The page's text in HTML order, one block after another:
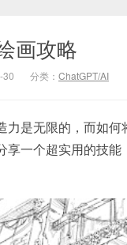
画攻略
30 分类： ChatGPT/AI
力是无限的，而如
享一个超实用的技能